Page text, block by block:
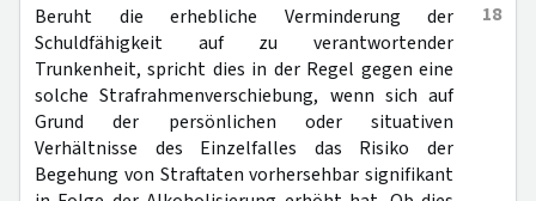
18
Beruht die erhebliche Verminderung der
Schuldfähigkeit auf zu verantwortender
Trunkenheit, spricht dies in der Regel gegen eine
solche Strafrahmenverschiebung, wenn sich auf
Grund der persönlichen oder situativen
Verhältnisse des Einzelfalles das Risiko der
Begehung von Straftaten vorhersehbar signifikant